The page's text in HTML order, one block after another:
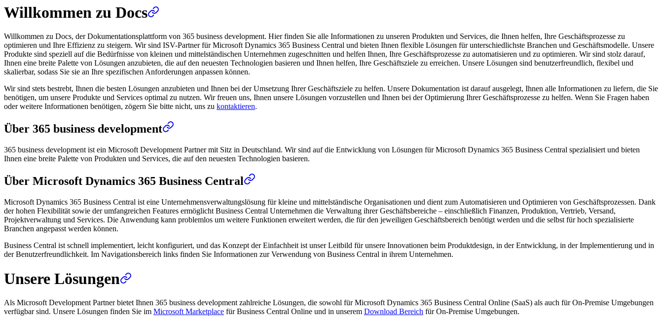
Willkommen zu Docs
Willkommen zu Docs, der Dokumentationsplattform von 365 business development. Hier finden Sie alle Informationen zu unseren Produkten und Services, die Ihnen helfen, Ihre Geschäftsprozesse zu
optimieren und Ihre Effizienz zu steigern. Wir sind ISV-Partner für Microsoft Dynamics 365 Business Central und bieten Ihnen flexible Lösungen für unterschiedlichste Branchen und Geschäftsmodelle. Unsere
Produkte sind speziell auf die Bedürfnisse von kleinen und mittelständischen Unternehmen zugeschnitten und helfen Ihnen, Ihre Geschäftsprozesse zu automatisieren und zu optimieren. Wir sind stolz darauf,
Ihnen eine breite Palette von Lösungen anzubieten, die auf den neuesten Technologien basieren und Ihnen helfen, Ihre Geschäftsziele zu erreichen. Unsere Lösungen sind benutzerfreundlich, flexibel und
skalierbar, sodass Sie sie an Ihre spezifischen Anforderungen anpassen können.
Wir sind stets bestrebt, Ihnen die besten Lösungen anzubieten und Ihnen bei der Umsetzung Ihrer Geschäftsziele zu helfen. Unsere Dokumentation ist darauf ausgelegt, Ihnen alle Informationen zu liefern, die Sie
benötigen, um unsere Produkte und Services optimal zu nutzen. Wir freuen uns, Ihnen unsere Lösungen vorzustellen und Ihnen bei der Optimierung Ihrer Geschäftsprozesse zu helfen. Wenn Sie Fragen haben
oder weitere Informationen benötigen, zögern Sie bitte nicht, uns zu kontaktieren.
Über 365 business development
365 business development ist ein Microsoft Development Partner mit Sitz in Deutschland. Wir sind auf die Entwicklung von Lösungen für Microsoft Dynamics 365 Business Central spezialisiert und bieten
Ihnen eine breite Palette von Produkten und Services, die auf den neuesten Technologien basieren.
Über Microsoft Dynamics 365 Business Central
Microsoft Dynamics 365 Business Central ist eine Unternehmensverwaltungslösung für kleine und mittelständische Organisationen und dient zum Automatisieren und Optimieren von Geschäftsprozessen. Dank
der hohen Flexibilität sowie der umfangreichen Features ermöglicht Business Central Unternehmen die Verwaltung ihrer Geschäftsbereiche – einschließlich Finanzen, Produktion, Vertrieb, Versand,
Projektverwaltung und Services. Die Anwendung kann problemlos um weitere Funktionen erweitert werden, die für den jeweiligen Geschäftsbereich benötigt werden und die selbst für hoch spezialisierte
Branchen angepasst werden können.
Business Central ist schnell implementiert, leicht konfiguriert, und das Konzept der Einfachheit ist unser Leitbild für unsere Innovationen beim Produktdesign, in der Entwicklung, in der Implementierung und in
der Benutzerfreundlichkeit. Im Navigationsbereich links finden Sie Informationen zur Verwendung von Business Central in ihrem Unternehmen.
Unsere Lösungen
Als Microsoft Development Partner bietet Ihnen 365 business development zahlreiche Lösungen, die sowohl für Microsoft Dynamics 365 Business Central Online (SaaS) als auch für On-Premise Umgebungen
verfügbar sind. Unsere Lösungen finden Sie im Microsoft Marketplace für Business Central Online und in unserem Download Bereich für On-Premise Umgebungen.